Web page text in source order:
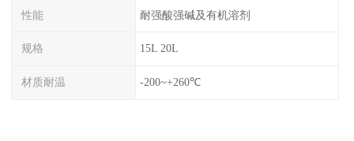
性能 耐强酸强碱及有机溶剂
规格 15L 20L
材质耐温 -200~+260℃